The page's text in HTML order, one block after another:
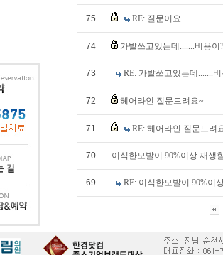
75 RE: 질문이요
74 가발쓰고있는데.......비용이?
73 RE: 가발쓰고있는데.......비
72 헤어라인 질문드려요~
71 RE: 헤어라인 질문드려
70 이식한모발이 90%이상 재생
69 RE: 이식한모발이 90%이